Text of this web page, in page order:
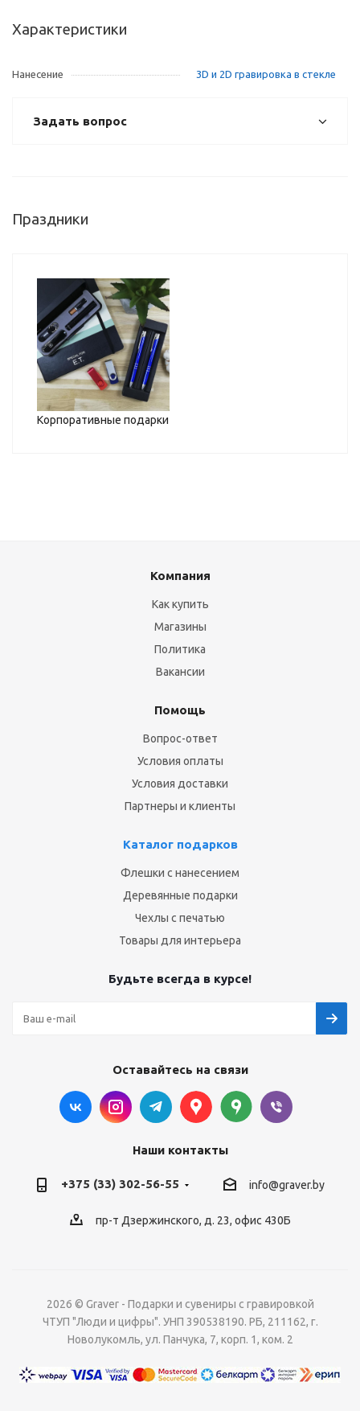
Характеристики
Нанесение 3D и 2D гравировка в стекле
Задать вопрос
Праздники
Корпоративные подарки
Компания
Как купить
Магазины
Политика
Вакансии
Помощь
Вопрос-ответ
Условия оплаты
Условия доставки
Партнеры и клиенты
Каталог подарков
Флешки с нанесением
Деревянные подарки
Чехлы с печатью
Товары для интерьера
Будьте всегда в курсе!
Оставайтесь на связи
Наши контакты
+375 (33) 302-56-55 info@graver.by
пр-т Дзержинского, д. 23, офис 430Б
2026 © Graver - Подарки и сувениры с гравировкой
ЧТУП "Люди и цифры". УНП 390538190. РБ, 211162, г.
Новолукомль, ул. Панчука, 7, корп. 1, ком. 2